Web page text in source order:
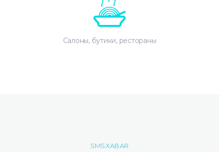
Салоны, бутики, рестораны
SMSXABAR